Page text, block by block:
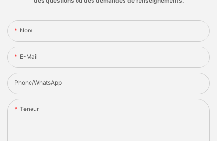
Nom
E-Mail
Phone/whatsApp
Teneur